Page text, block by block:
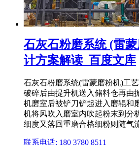
石灰石粉磨系统 (雷
计方案解读_百度文库
石灰石粉磨系统(雷蒙磨粉机)工
破碎后由提升机送入储料仓再由
机磨室后被铲刀铲起进入磨辊和
机将风吹入磨室内吹起粉末到分
细度又落回重磨合格细粉则随气
联系电话: 180 3780 8511